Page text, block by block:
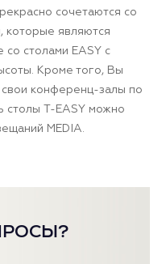
сочетаются со
которые являются
со столами EASY с
Кроме того, Вы
свои конференц-залы по
столы T-EASY можно
MEDIA.